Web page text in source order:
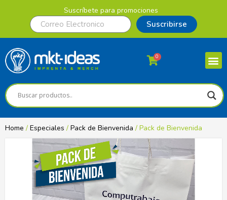
Suscríbete para promociones
Suscribirse
0
Home / Especiales / Pack de Bienvenida / Pack de Bienvenida